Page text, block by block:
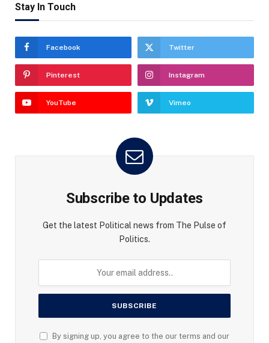
Stay In Touch
Facebook Twitter
Pinterest Instagram
YouTube Vimeo
Subscribe to Updates
Get the latest Political news from The Pulse of
Politics.
By signing up, you agree to the our terms and our